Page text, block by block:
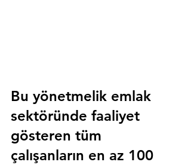
Bu yönetmelik emlak
sektöründe faaliyet
gösteren tüm
çalışanların en az 100